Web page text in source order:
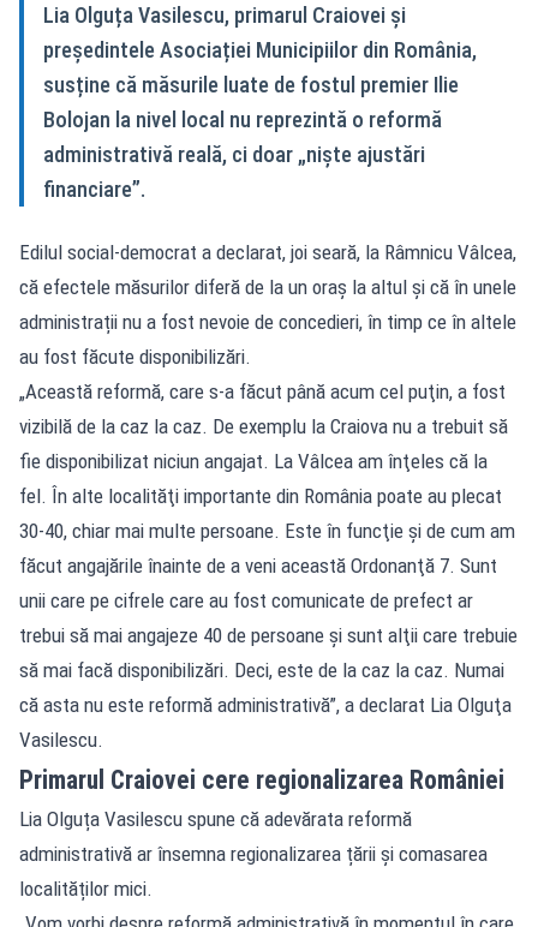
Lia Olguța Vasilescu, primarul Craiovei și
președintele Asociației Municipiilor din România,
susține că măsurile luate de fostul premier Ilie
Bolojan la nivel local nu reprezintă o reformă
administrativă reală, ci doar „niște ajustări
financiare”.
Edilul social-democrat a declarat, joi seară, la Râmnicu Vâlcea,
că efectele măsurilor diferă de la un oraș la altul și că în unele
administrații nu a fost nevoie de concedieri, în timp ce în altele
au fost făcute disponibilizări.
„Această reformă, care s-a făcut până acum cel puţin, a fost
vizibilă de la caz la caz. De exemplu la Craiova nu a trebuit să
fie disponibilizat niciun angajat. La Vâlcea am înţeles că la
fel. În alte localităţi importante din România poate au plecat
30-40, chiar mai multe persoane. Este în funcţie şi de cum am
făcut angajările înainte de a veni această Ordonanţă 7. Sunt
unii care pe cifrele care au fost comunicate de prefect ar
trebui să mai angajeze 40 de persoane şi sunt alţii care trebuie
să mai facă disponibilizări. Deci, este de la caz la caz. Numai
că asta nu este reformă administrativă”, a declarat Lia Olguţa
Vasilescu.
Primarul Craiovei cere regionalizarea României
Lia Olguța Vasilescu spune că adevărata reformă
administrativă ar însemna regionalizarea țării și comasarea
localităților mici.